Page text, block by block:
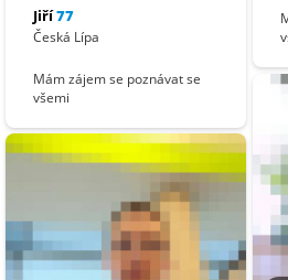
Jiří77
Česká Lípa
Mám zájem se poznávat se
všemi